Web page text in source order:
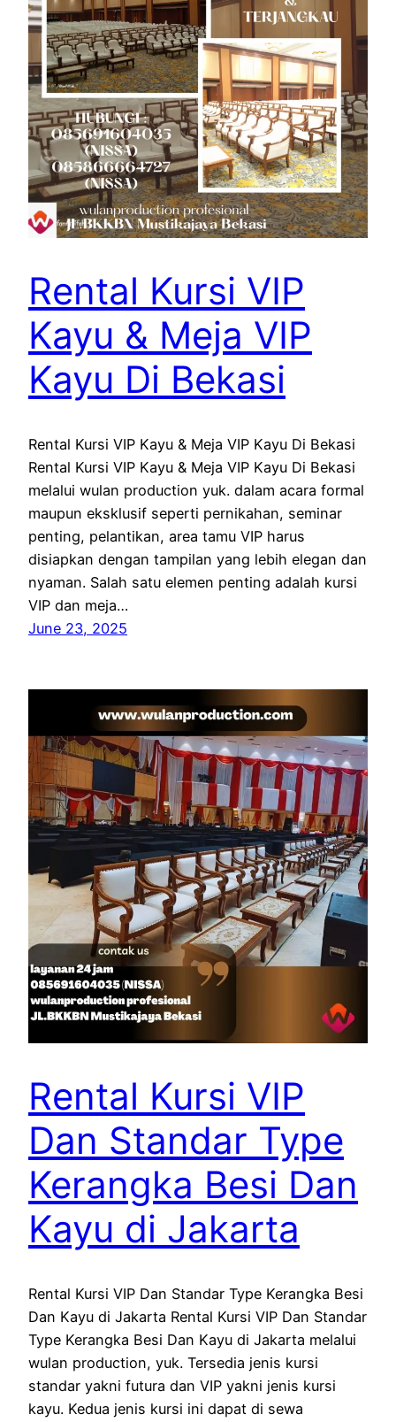
Rental Kursi VIP
Kayu & Meja VIP
Kayu Di Bekasi
Rental Kursi VIP Kayu & Meja VIP Kayu Di Bekasi
Rental Kursi VIP Kayu & Meja VIP Kayu Di Bekasi
melalui wulan production yuk. dalam acara formal
maupun eksklusif seperti pernikahan, seminar
penting, pelantikan, area tamu VIP harus
disiapkan dengan tampilan yang lebih elegan dan
nyaman. Salah satu elemen penting adalah kursi
VIP dan meja…
June 23, 2025
Rental Kursi VIP
Dan Standar Type
Kerangka Besi Dan
Kayu di Jakarta
Rental Kursi VIP Dan Standar Type Kerangka Besi
Dan Kayu di Jakarta Rental Kursi VIP Dan Standar
Type Kerangka Besi Dan Kayu di Jakarta melalui
wulan production, yuk. Tersedia jenis kursi
standar yakni futura dan VIP yakni jenis kursi
kayu. Kedua jenis kursi ini dapat di sewa